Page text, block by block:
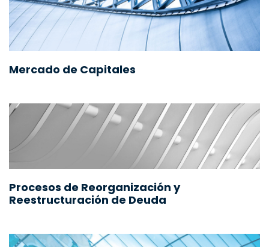
Mercado de Capitales
Procesos de Reorganización y
Reestructuración de Deuda